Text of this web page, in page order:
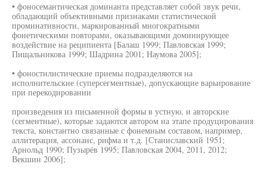
• фоносемантическая доминанта представляет собой звук речи,
обладающий объективными признаками статистической
проминативности, маркированный многократными
фонетическими повторами, оказывающими доминирующее
воздействие на реципиента [Балаш 1999; Павловская 1999;
Пищальникова 1999; Шадрина 2001; Наумова 2005];
• фоностилистические приемы подразделяются на
исполнительские (суперсегментные), допускающие варьирование
при перекодировании
произведения из письменной формы в устную, и авторские
(сегментные), которые задаются автором на этапе продуцирования
текста, константно связанные с фонемным составом, например,
аллитерация, ассонанс, рифма и т.д. [Станиславский 1951;
Арнольд 1990; Пузырёв 1995; Павловская 2004, 2011, 2012;
Векшин 2006];